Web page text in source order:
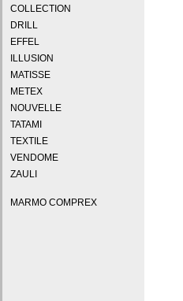
COLLECTION
DRILL
EFFEL
ILLUSION
MATISSE
METEX
NOUVELLE
TATAMI
TEXTILE
VENDOME
ZAULI
MARMO COMPREX